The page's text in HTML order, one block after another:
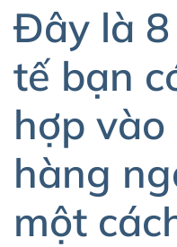
Đây là
tế bạn
hợp
hàng
một